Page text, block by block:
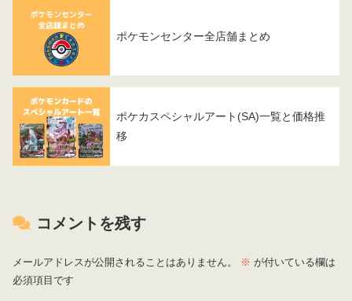
ポケモンセンター全店舗まとめ
ポケカスペシャルアート(SA)一覧と価格推
移
コメントを残す
メールアドレスが公開されることはありません。 ※ が付いている欄は
必須項目です